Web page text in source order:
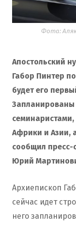
Фота:
Апостольский
Габор Пинтер
будет его
Запланированы
Африки и Азии,
сообщил пресс-
Юрий
Архиепископ
сейчас идет
него